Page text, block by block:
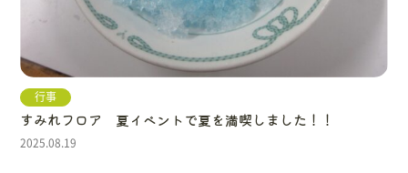
行事
すみれフロア 夏イベントで夏を満喫しました！！
2025.08.19